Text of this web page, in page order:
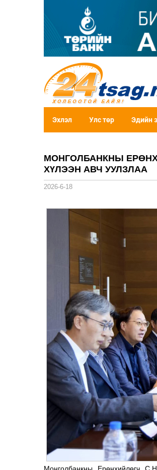
Эхлэл Улс төр Эдийн
МОНГОЛБАНКНЫ
ХҮЛЭЭН АВЧ УУЛЗЛАА
2026-6-18